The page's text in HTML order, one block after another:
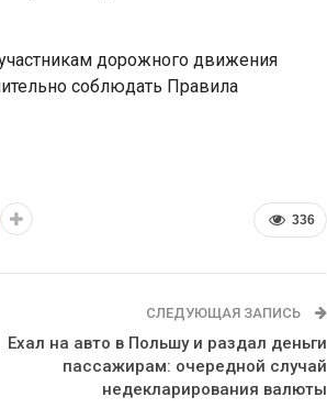
дорожного движения
соблюдать Правила
336
СЛЕДУЮЩАЯ ЗАПИСЬ
Ехал на авто в Польшу и раздал деньги
пассажирам: очередной случай
недекларирования валюты